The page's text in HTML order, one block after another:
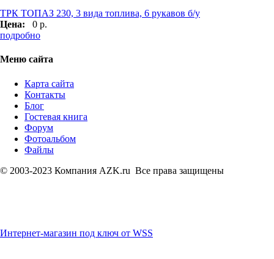
ТРК ТОПАЗ 230, 3 вида топлива, 6 рукавов б/у
Цена:
0 р.
подробно
Меню сайта
Карта сайта
Контакты
Блог
Гостевая книга
Форум
Фотоальбом
Файлы
© 2003-2023 Компания AZK.ru Все права защищены
Интернет-магазин под ключ от WSS